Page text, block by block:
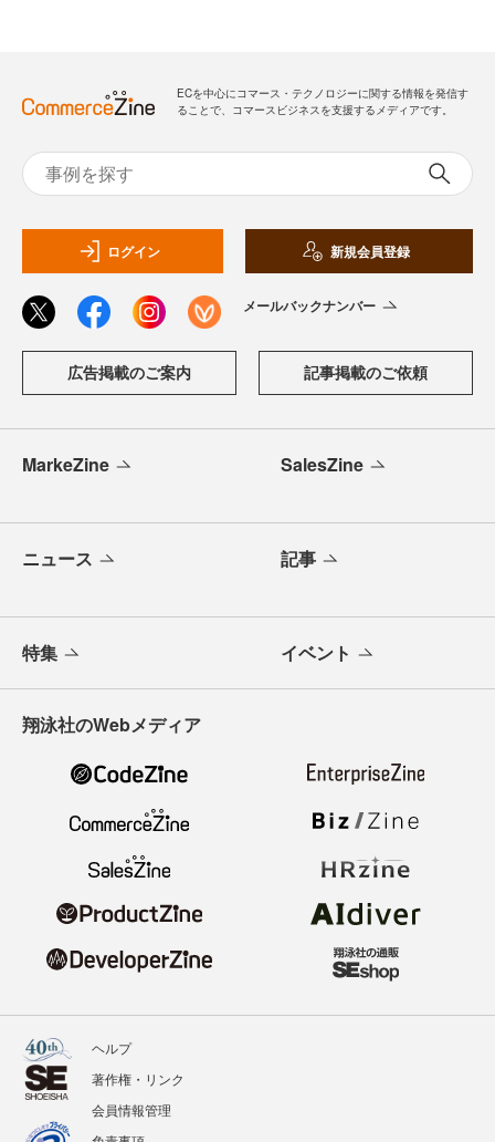
ECを中心にコマース・テクノロジーに関する情報を発信す
ることで、コマースビジネスを支援するメディアです。
ログイン 新規会員登録
メールバックナンバー
広告掲載のご案内 記事掲載のご依頼
MarkeZine SalesZine
ニュース 記事
特集 イベント
翔泳社のWebメディア
ヘルプ
著作権・リンク
会員情報管理